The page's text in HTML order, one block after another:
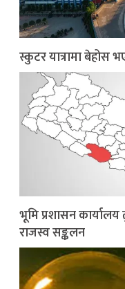
स्कुटर यात्रामा बेहोस
भूमि प्रशासन
राजस्व सङ्कलन